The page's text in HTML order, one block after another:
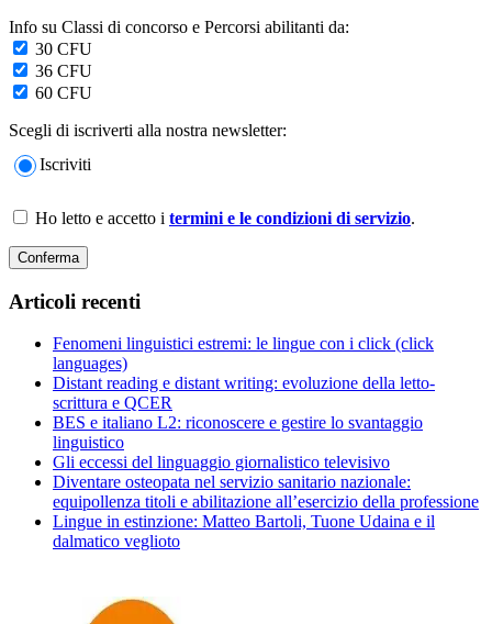
Info su Classi di concorso e Percorsi abilitanti da:
30 CFU
36 CFU
60 CFU
Scegli di iscriverti alla nostra newsletter:
Iscriviti
Ho letto e accetto i termini e le condizioni di servizio.
Articoli recenti
Fenomeni linguistici estremi: le lingue con i click (click
languages)
Distant reading e distant writing: evoluzione della letto-
scrittura e QCER
BES e italiano L2: riconoscere e gestire lo svantaggio
linguistico
Gli eccessi del linguaggio giornalistico televisivo
Diventare osteopata nel servizio sanitario nazionale:
equipollenza titoli e abilitazione all’esercizio della professione
Lingue in estinzione: Matteo Bartoli, Tuone Udaina e il
dalmatico veglioto